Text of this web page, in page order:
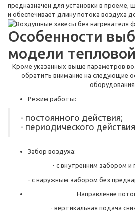
предназначен для установки в проеме,
и обеспечивает длину потока воздуха
Особенности
модели
Кроме указанных выше параметров
обратить внимание на следующие
Режим работы:
- постоянного действия;
- периодического
Забор воздуха:
- с внутренним забором и
- с наружным забором без
Направление
- вертикальная подача